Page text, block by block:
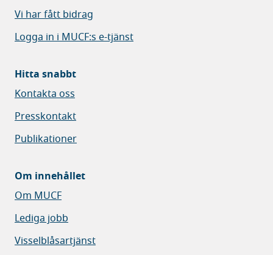
Vi har fått bidrag
Logga in i MUCF:s e-tjänst
Hitta snabbt
Kontakta oss
Presskontakt
Publikationer
Om innehållet
Om MUCF
Lediga jobb
Visselblåsartjänst